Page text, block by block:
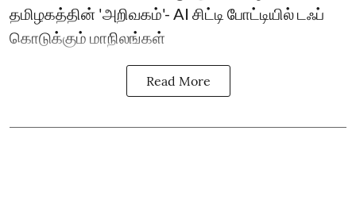
தமிழகத்தின் 'அறிவகம்'- AI சிட்டி போட்டியில் டஃப்
கொடுக்கும் மாநிலங்கள்
Read More